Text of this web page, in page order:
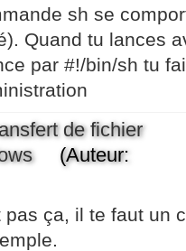
sh se
Quand tu lances
par #!/bin/sh tu
de fichier
(Auteur:
pas ça, il te faut un